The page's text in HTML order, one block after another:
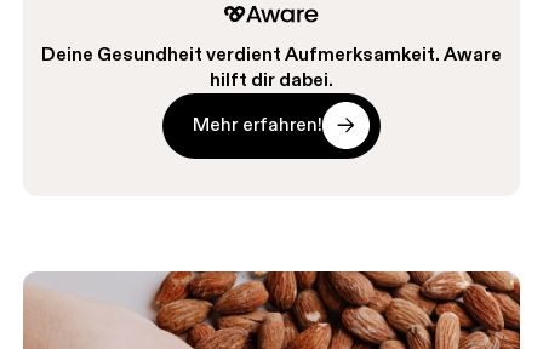
Deine Gesundheit verdient Aufmerksamkeit. Aware
hilft dir dabei.
Mehr erfahren!